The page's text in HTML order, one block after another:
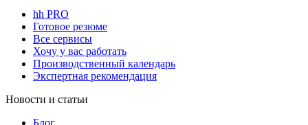
hh PRO
Готовое резюме
Все сервисы
Хочу у вас работать
Производственный календарь
Экспертная рекомендация
Новости и статьи
Блог